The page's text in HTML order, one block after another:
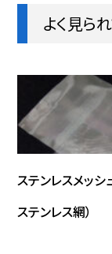
よく見ら
ステンレスメッシ
ステンレス網）